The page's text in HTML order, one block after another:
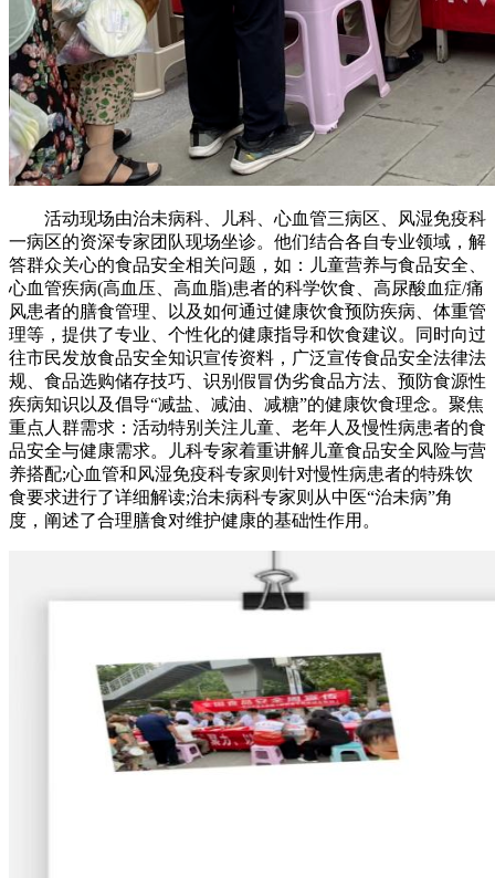
活动现场由治未病科、儿科、心血管三病区、风湿免疫科
一病区的资深专家团队现场坐诊。他们结合各自专业领域，解
答群众关心的食品安全相关问题，如：儿童营养与食品安全、
心血管疾病(高血压、高血脂)患者的科学饮食、高尿酸血症/痛
风患者的膳食管理、以及如何通过健康饮食预防疾病、体重管
理等，提供了专业、个性化的健康指导和饮食建议。同时向过
往市民发放食品安全知识宣传资料，广泛宣传食品安全法律法
规、食品选购储存技巧、识别假冒伪劣食品方法、预防食源性
疾病知识以及倡导“减盐、减油、减糖”的健康饮食理念。聚焦
重点人群需求：活动特别关注儿童、老年人及慢性病患者的食
品安全与健康需求。儿科专家着重讲解儿童食品安全风险与营
养搭配;心血管和风湿免疫科专家则针对慢性病患者的特殊饮
食要求进行了详细解读;治未病科专家则从中医“治未病”角
度，阐述了合理膳食对维护健康的基础性作用。